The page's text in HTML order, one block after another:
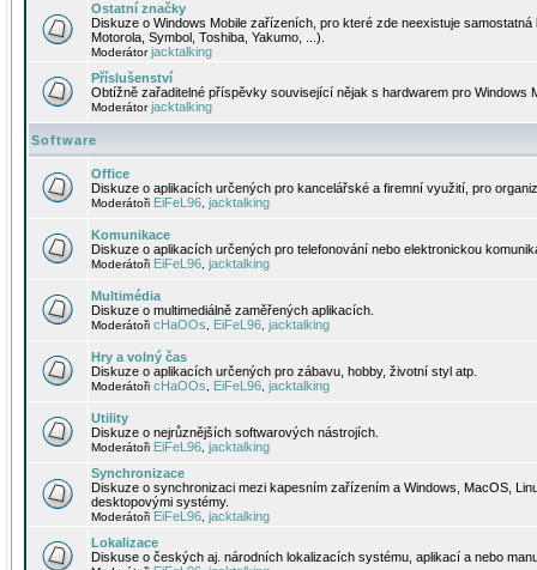
Ostatní značky
Diskuze o Windows Mobile zařízeních, pro které zde neexistuje
Motorola, Symbol, Toshiba, Yakumo, ...).
Moderátorjacktalking
Příslušenství
Obtížně zařaditelné příspěvky související nějak s hardwarem pro Windows
Moderátorjacktalking
Software
Office
Diskuze o aplikacích určených pro kancelářské a firemní využití, pro
Moderátoři EiFeL96 jacktalking
Komunikace
Diskuze o aplikacích určených pro telefonování nebo elektronickou
Moderátoři EiFeL96 jacktalking
Multimédia
Diskuze o multimediálně zaměřených aplikacích.
Moderátoři cHaOOs EiFeL96 jacktalking
Hry a volný čas
Diskuze o aplikacích určených pro zábavu, hobby, životní styl atp.
Moderátoři cHaOOs EiFeL96 jacktalking
Utility
Diskuze o nejrůznějších softwarových nástrojích.
Moderátoři EiFeL96 jacktalking
Synchronizace
Diskuze o synchronizaci mezi kapesním zařízením a Windows, MacOS,
desktopovými systémy.
Moderátoři EiFeL96 jacktalking
Lokalizace
Diskuse o českých aj. národních lokalizacích systému, aplikací a nebo